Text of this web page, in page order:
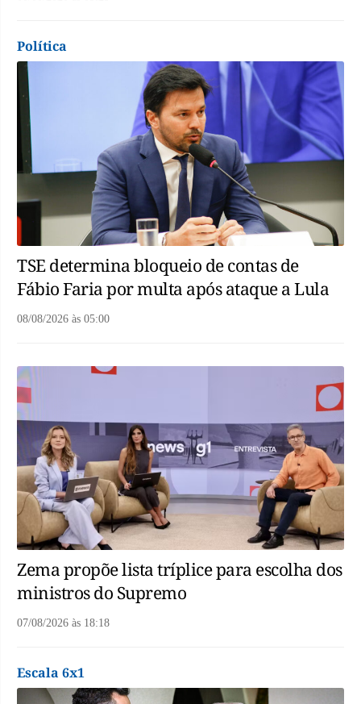
Política
TSE determina bloqueio de contas de
Fábio Faria por multa após ataque a Lula
08/08/2026 às 05:00
Zema propõe lista tríplice para escolha dos
ministros do Supremo
07/08/2026 às 18:18
Escala 6x1